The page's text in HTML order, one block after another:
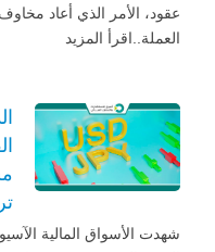
عقود، الأمر الذي أعاد
العملة..اقرأ المزيد
شهدت الأسواق المالية